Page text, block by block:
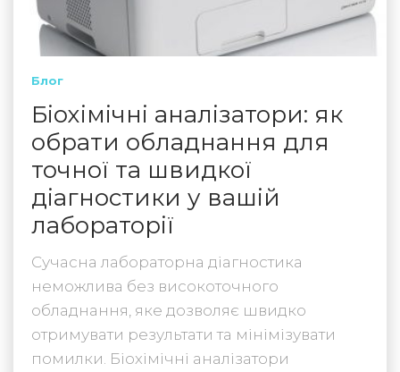
Блог
Біохімічні аналізатори: як
обрати обладнання для
точної та швидкої
діагностики у вашій
лабораторії
Сучасна лабораторна діагностика
неможлива без високоточного
обладнання, яке дозволяє швидко
отримувати результати та мінімізувати
помилки. Біохімічні аналізатори